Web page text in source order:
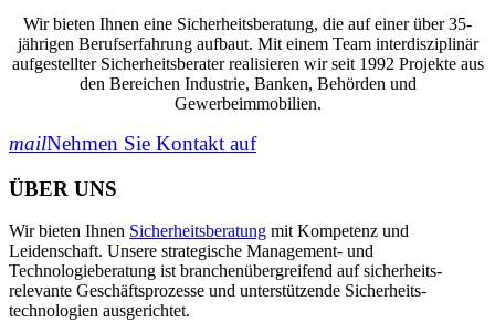
Wir bieten Ihnen eine Sicherheitsberatung, die auf einer über 35-
jährigen Berufserfahrung aufbaut. Mit einem Team interdisziplinär
aufgestellter Sicherheitsberater realisieren wir seit 1992 Projekte aus
den Bereichen Industrie, Banken, Behörden und
Gewerbeimmobilien.
mailNehmen Sie Kontakt auf
ÜBER UNS
Wir bieten Ihnen Sicherheitsberatung mit Kompetenz und
Leidenschaft. Unsere strategische Management- und
Technologieberatung ist branchen­übergreifend auf sicherheits­
relevante Geschäfts­prozesse und unterstützende Sicherheits­
technologien ausgerichtet.